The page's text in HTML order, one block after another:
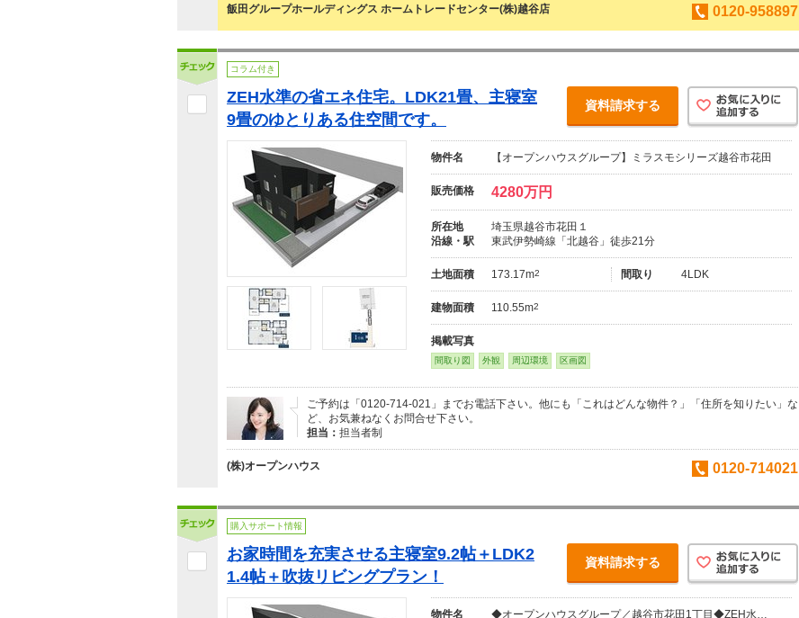
飯田グループホールディングス ホームトレードセンター(株)越谷店 0120-958897
コラム付き
ZEH水準の省エネ住宅。LDK21畳、主寝室
9畳のゆとりある住空間です。
資料請求する
物件名 【オープンハウスグループ】ミラスモシリーズ越谷市花田
販売価格 4280万円
所在地
埼玉県越谷市花田１
沿線・駅
東武伊勢崎線「北越谷」徒歩21分
土地面積 173.17m2 間取り 4LDK
建物面積 110.55m2
掲載写真
間取り図 外観 周辺環境 区画図
ご予約は「0120-714-021」までお電話下さい。他にも「これはどんな物件？」「住所を知りたい」な
ど、お気兼ねなくお問合せ下さい。
担当： 担当者制
(株)オープンハウス 0120-714021
購入サポート情報
お家時間を充実させる主寝室9.2帖＋LDK2
1.4帖＋吹抜リビングプラン！
資料請求する
物件名 ◆オープンハウスグループ／越谷市花田1丁目◆ZEH水…